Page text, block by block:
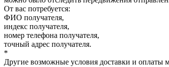
От вас потребуется:
ФИО получателя,
индекс получателя,
номер телефона получателя,
точный адрес получателя.
*
Другие возможные условия доставки и оплаты